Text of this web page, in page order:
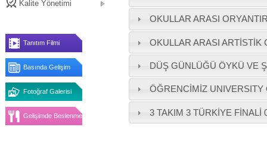
Kalite Yönetimi
Tanıtım Filmi
Basında Gelişim
Fotoğraf Galerisi
Gelişimde Beslenme
OKULLAR ARASI
OKULLAR ARASI ARTİSTİK
DÜŞ GÜNLÜĞÜ ÖYKÜ VE
ÖĞRENCİMİZ UNIVERSITY
3 TAKIM 3 TÜRKİYE FİNALİ